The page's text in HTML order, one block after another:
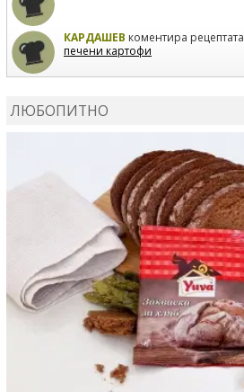
КАРДАШЕВ коментира рецептата
печени картофи
ЛЮБОПИТНО